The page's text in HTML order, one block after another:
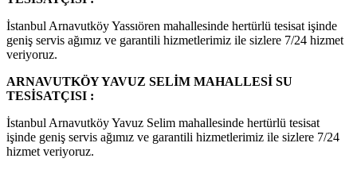
İstanbul Arnavutköy Yassıören mahallesinde hertürlü tesisat işinde
geniş servis ağımız ve garantili hizmetlerimiz ile sizlere 7/24 hizmet
veriyoruz.
ARNAVUTKÖY YAVUZ SELİM MAHALLESİ SU
TESİSATÇISI :
İstanbul Arnavutköy Yavuz Selim mahallesinde hertürlü tesisat
işinde geniş servis ağımız ve garantili hizmetlerimiz ile sizlere 7/24
hizmet veriyoruz.